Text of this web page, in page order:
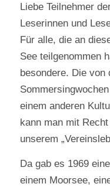
Liebe Teilnehmer
Leserinnen und
Für alle, die an
See teilgenommen
besondere. Die von
einem anderen
kann man mit
unserem
Da gab es 1969
einem Moorsee,